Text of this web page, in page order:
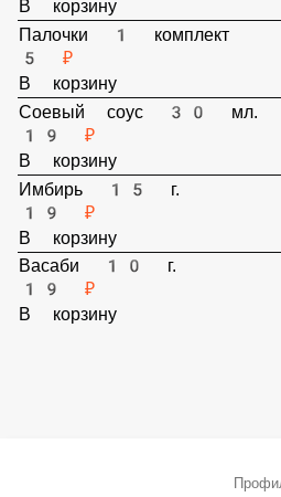
В корзину
Палочки 1 комплект
5 ₽
В корзину
Соевый соус 30 мл.
19 ₽
В корзину
Имбирь 15 г.
19 ₽
В корзину